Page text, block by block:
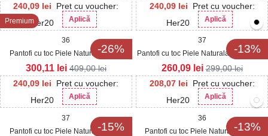
240,09 lei
Pret cu voucher:
Her20
Aplică
240,09 lei
Pret cu voucher:
Her20
Aplică
Premium
-26%
36
Pantofi cu toc Piele Naturala Verde
Yanila
240,09 lei
Pret cu voucher:
Her20
Aplică
300,11 lei 409,00lei
-13%
37
Pantofi cu toc Piele Naturala Alb Mandie
208,07 lei
Pret cu voucher:
Her20
Aplică
260,09 lei 299,00lei
-15%
37
Pantofi cu toc Piele Naturala Verde
-13%
36
Pantofi cu toc Piele Naturala Negru